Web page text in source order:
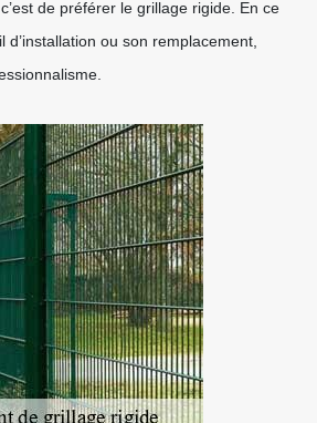
de préférer le grillage rigide. En ce
ou son remplacement,